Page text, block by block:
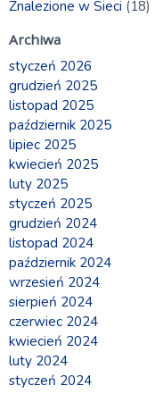
Znalezione w Sieci (18)
Archiwa
styczeń 2026
grudzień 2025
listopad 2025
październik 2025
lipiec 2025
kwiecień 2025
luty 2025
styczeń 2025
grudzień 2024
listopad 2024
październik 2024
wrzesień 2024
sierpień 2024
czerwiec 2024
kwiecień 2024
luty 2024
styczeń 2024